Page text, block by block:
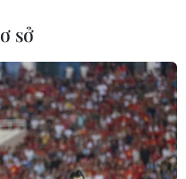
Mỹ rải truyền
sở